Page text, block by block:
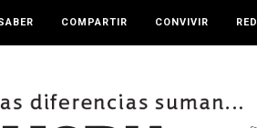
COMPARTIR CONVIVIR RED